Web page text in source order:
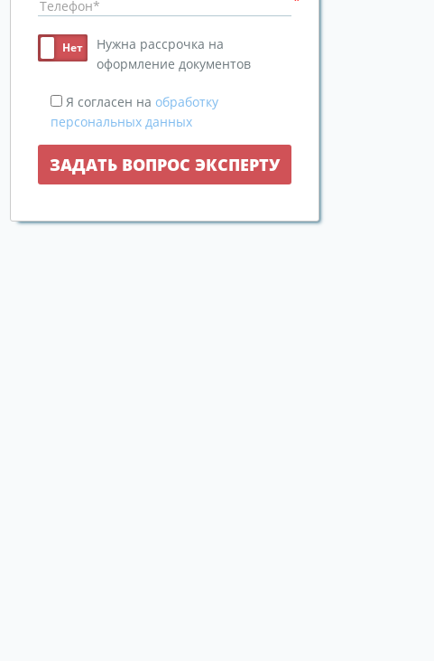
Нужна рассрочка на
оформление документов
Я согласен на обработку
персональных данных